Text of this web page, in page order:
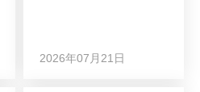
2026年07月21日